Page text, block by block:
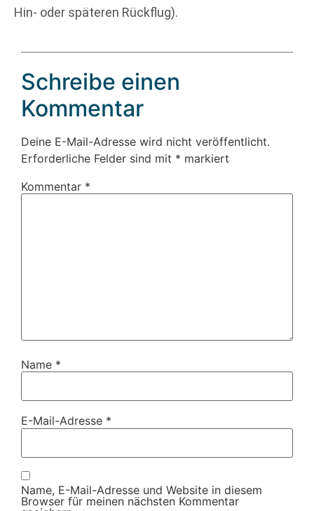
Hin- oder späteren Rückflug).
Schreibe einen
Kommentar
Deine E-Mail-Adresse wird nicht veröffentlicht.
Erforderliche Felder sind mit * markiert
Kommentar *
Name *
E-Mail-Adresse *
Name, E-Mail-Adresse und Website in diesem
Browser für meinen nächsten Kommentar